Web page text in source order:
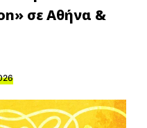
σε Αθήνα &